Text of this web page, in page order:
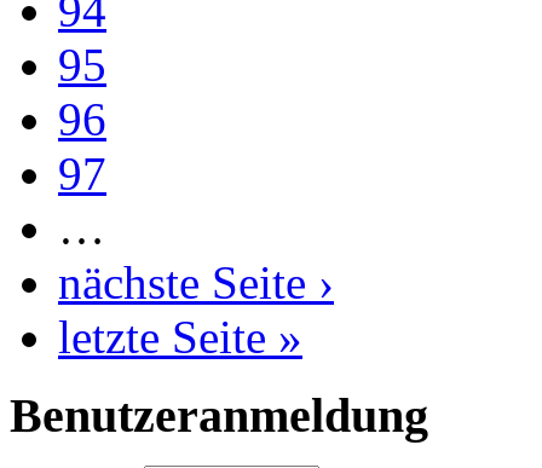
95
96
97
…
nächste Seite ›
letzte Seite »
Benutzeranmeldung